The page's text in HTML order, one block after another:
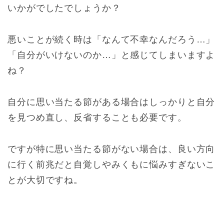
いかがでしたでしょうか？
悪いことが続く時は「なんて不幸なんだろう…」
「自分がいけないのか…」と感じてしまいますよ
ね？
自分に思い当たる節がある場合はしっかりと自分
を見つめ直し、反省することも必要です。
ですが特に思い当たる節がない場合は、良い方向
に行く前兆だと自覚しやみくもに悩みすぎないこ
とが大切ですね。